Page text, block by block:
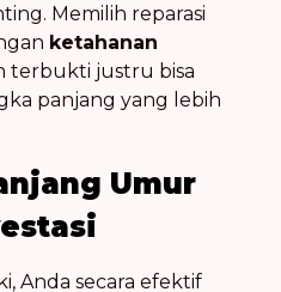
Memilih reparasi
ketahanan
terbukti justru bisa
panjang yang lebih
Umur
Anda secara efektif